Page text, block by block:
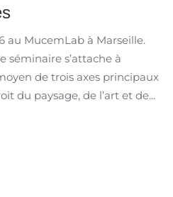
au MucemLab à Marseille.
séminaire s’attache à
de trois axes principaux
du paysage, de l’art et de...